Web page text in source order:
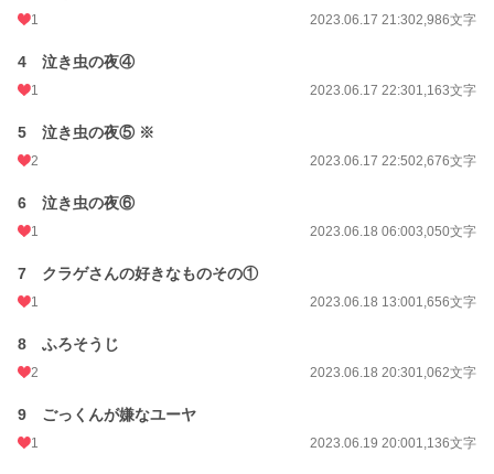
文字数
更新日時 2023.10.29 20:00
週間ポイント 253 pt (21,816 位)
1 2023.06.17 21:302,986文字
4 泣き虫の夜④
1 2023.06.17 22:301,163文字
5 泣き虫の夜⑤ ※
2 2023.06.17 22:502,676文字
6 泣き虫の夜⑥
1 2023.06.18 06:003,050文字
7 クラゲさんの好きなものその①
1 2023.06.18 13:001,656文字
8 ふろそうじ
2 2023.06.18 20:301,062文字
9 ごっくんが嫌なユーヤ
1 2023.06.19 20:001,136文字